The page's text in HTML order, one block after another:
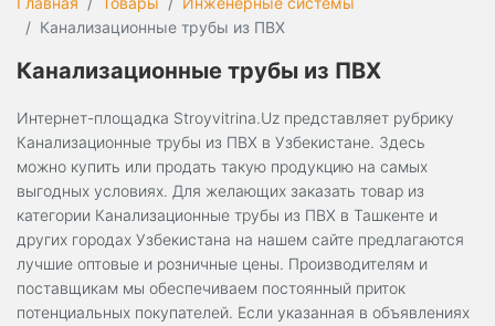
Канализационные трубы из ПВХ
Канализационные трубы из ПВХ
Интернет-площадка Stroyvitrina.Uz представляет рубрику
Канализационные трубы из ПВХ в Узбекистане. Здесь
можно купить или продать такую продукцию на самых
выгодных условиях. Для желающих заказать товар из
категории Канализационные трубы из ПВХ в Ташкенте и
других городах Узбекистана на нашем сайте предлагаются
лучшие оптовые и розничные цены. Производителям и
поставщикам мы обеспечиваем постоянный приток
потенциальных покупателей. Если указанная в объявлениях